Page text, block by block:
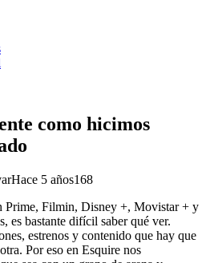
como hicimos
Hace 5 años168
Prime, Filmin, Disney +, Movistar + y
es bastante difícil saber qué ver.
estrenos y contenido que hay que
Por eso en Esquire nos